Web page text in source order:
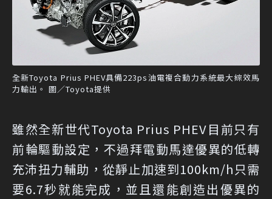
全新Toyota Prius PHEV具備223ps油電複合動力系統最大綜效馬
力輸出。 圖／Toyota提供
雖然全新世代Toyota Prius PHEV目前只有
前輪驅動設定，不過拜電動馬達優異的低轉
充沛扭力輔助，從靜止加速到100km/h只需
要6.7秒就能完成，並且還能創造出優異的